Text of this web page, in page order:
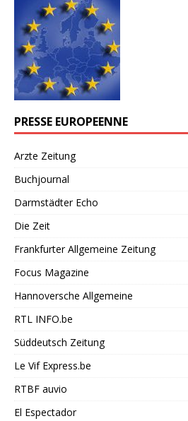
PRESSE EUROPEENNE
Arzte Zeitung
Buchjournal
Darmstädter Echo
Die Zeit
Frankfurter Allgemeine Zeitung
Focus Magazine
Hannoversche Allgemeine
RTL INFO.be
Süddeutsch Zeitung
Le Vif Express.be
RTBF auvio
El Espectador